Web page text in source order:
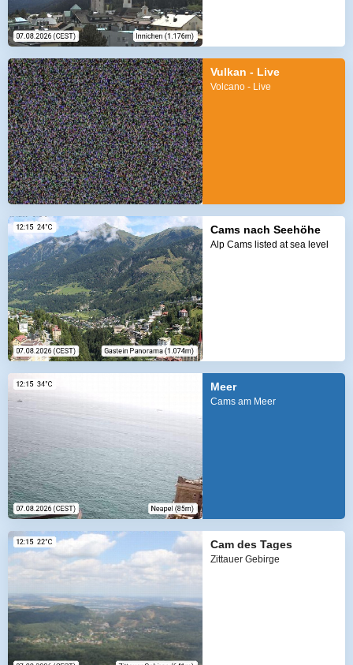
Vulkan - Live
Volcano - Live
Cams nach Seehöhe
Alp Cams listed at sea level
Meer
Cams am Meer
Cam des Tages
Zittauer Gebirge